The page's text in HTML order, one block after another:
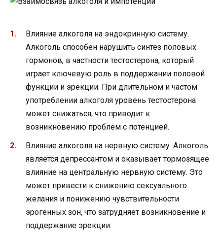
Влияние алкоголя на эндокринную систему.
Алкоголь способен нарушить синтез половых
гормонов, в частности тестостерона, который
играет ключевую роль в поддержании половой
функции и эрекции. При длительном и частом
употреблении алкоголя уровень тестостерона
может снижаться, что приводит к
возникновению проблем с потенцией.
Влияние алкоголя на нервную систему. Алкоголь
является депрессантом и оказывает тормозящее
влияние на центральную нервную систему. Это
может привести к снижению сексуального
желания и понижению чувствительности
эрогенных зон, что затрудняет возникновение и
поддержание эрекции.